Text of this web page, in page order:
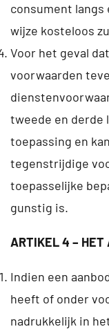
consument
wijze kosteloos
Voor het geval
voorwaarden
tweede en derde
toepassing en
tegenstrijdige
toepasselijke
gunstig is.
ARTIKEL 4 – HET
Indien een
heeft of onder
nadrukkelijk in